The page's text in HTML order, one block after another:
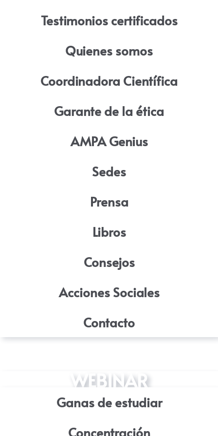
Testimonios certificados
Quienes somos
Coordinadora Científica
Garante de la ética
AMPA Genius
Sedes
Prensa
Libros
Consejos
Acciones Sociales
Contacto
WEBINAR
Ganas de estudiar
Concentración